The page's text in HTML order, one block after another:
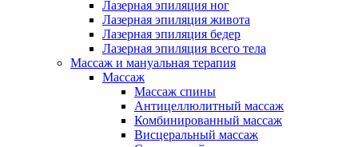
Лазерная эпиляция ног
Лазерная эпиляция живота
Лазерная эпиляция бедер
Лазерная эпиляция всего тела
Массаж и мануальная терапия
Массаж
Массаж спины
Антицеллюлитный массаж
Комбинированный массаж
Висцеральный массаж